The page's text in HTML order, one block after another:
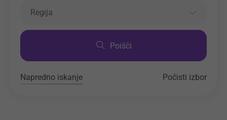
Regija
Poišči
Napredno iskanje Počisti izbor